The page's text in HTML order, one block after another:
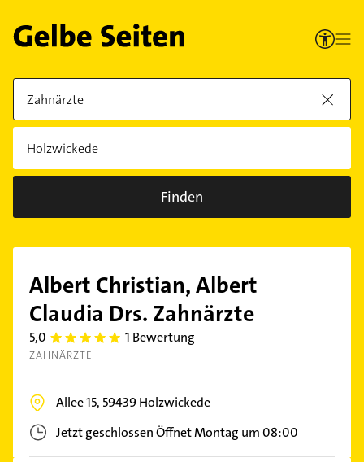
Finden
Albert Christian, Albert
Claudia Drs. Zahnärzte
5,0 5.0 1 Bewertung
ZAHNÄRZTE
Allee 15, 59439Holzwickede
Jetzt geschlossenÖffnet Montag um 08:00